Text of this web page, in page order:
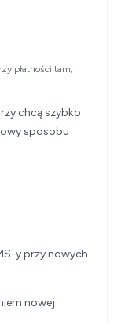
płatności tam,
chcą szybko
sposobu
y przy nowych
nowej